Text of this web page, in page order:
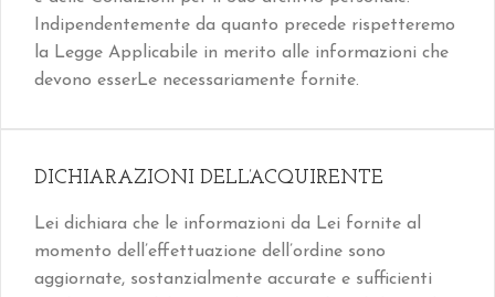
Indipendentemente da quanto precede rispetteremo
la Legge Applicabile in merito alle informazioni che
devono esserLe necessariamente fornite.
DICHIARAZIONI DELL’ACQUIRENTE
Lei dichiara che le informazioni da Lei fornite al
momento dell’effettuazione dell’ordine sono
aggiornate, sostanzialmente accurate e sufficienti